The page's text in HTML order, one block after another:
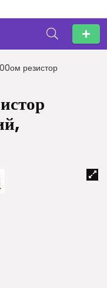
резистор